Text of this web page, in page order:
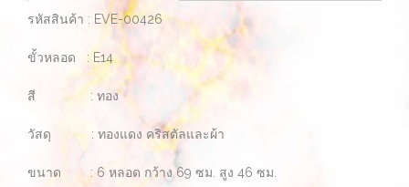
รหัสสินค้า : EVE-00426
ขั้วหลอด : E14
สี : ทอง
วัสดุ : ทองแดง คริสตัลและผ้า
ขนาด : 6 หลอด กว้าง 69 ซม. สูง 46 ซม.